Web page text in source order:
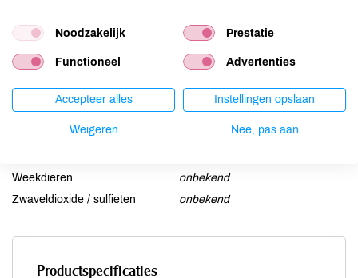
Mosterd
onbekend
Noten
onbekend
Selderij
onbekend
Sesam
onbekend
Weekdieren
onbekend
Zwaveldioxide / sulfieten
onbekend
Productspecificaties
Noodzakelijk Prestatie
Functioneel Advertenties
Accepteer alles Instellingen opslaan
Weigeren Nee, pas aan